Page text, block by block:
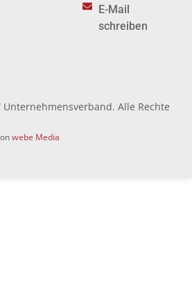
E-Mail
schreiben
Alle Rechte
webe Media